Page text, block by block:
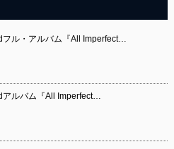
ル・アルバム『All Imperfect…
ルバム『All Imperfect…